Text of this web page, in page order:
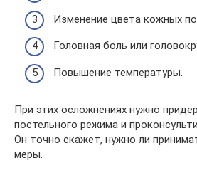
Изменение цвета кожных
Головная боль или
Повышение температуры.
При этих осложнениях нужно
постельного режима и
Он точно скажет, нужно ли
меры.